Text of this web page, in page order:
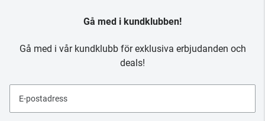
Gå med i kundklubben!
Gå med i vår kundklubb för exklusiva erbjudanden och
deals!
E-postadress